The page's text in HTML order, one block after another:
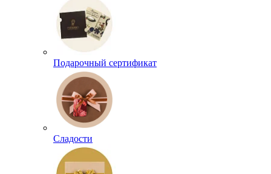
Подарочный сертификат
Сладости